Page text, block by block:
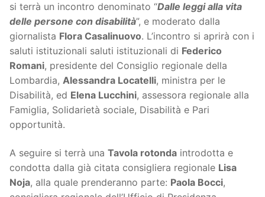
si terrà un incontro denominato “Dalle leggi alla vita
delle persone con disabilità”, e moderato dalla
giornalista Flora Casalinuovo. L’incontro si aprirà con i
saluti istituzionali saluti istituzionali di Federico
Romani, presidente del Consiglio regionale della
Lombardia, Alessandra Locatelli, ministra per le
Disabilità, ed Elena Lucchini, assessora regionale alla
Famiglia, Solidarietà sociale, Disabilità e Pari
opportunità.
A seguire si terrà una Tavola rotonda introdotta e
condotta dalla già citata consigliera regionale Lisa
Noja, alla quale prenderanno parte: Paola Bocci,